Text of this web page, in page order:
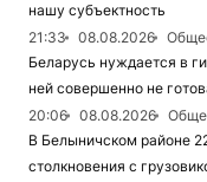
нашу субъектность
21:33
08.08.2026
Беларусь нуждается в
ней совершенно не
20:06
08.08.2026
В Белыничском районе
столкновения с